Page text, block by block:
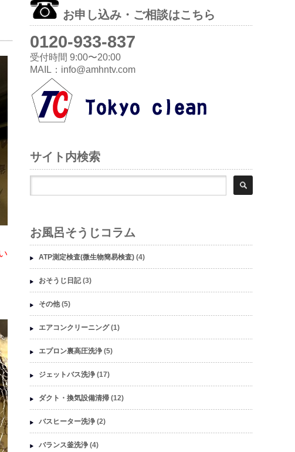
お申し込み・ご相談はこちら
0120-933-837
受付時間 9:00〜20:00
MAIL：info@amhntv.com
サイト内検索
お風呂そうじコラム
ATP測定検査(微生物簡易検査) (4)
おそうじ日記(3)
その他(5)
エアコンクリーニング(1)
エプロン裏高圧洗浄 (5)
ジェットバス洗浄 (17)
ダクト・換気設備清掃 (12)
バスヒーター洗浄 (2)
バランス釜洗浄 (4)